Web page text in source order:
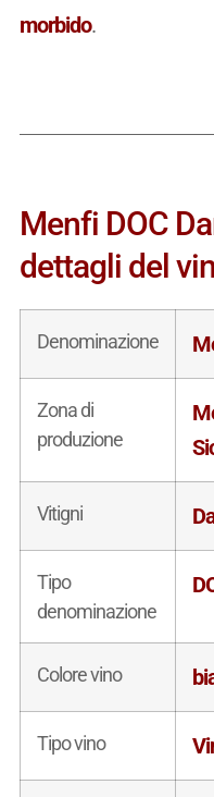
morbido.
Menfi DOC
dettagli del
Denominazione
Zona di
produzione
Vitigni
Tipo
denominazione
Colore vino
Tipo vino